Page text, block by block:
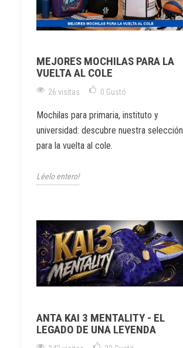
MEJORES MOCHILAS PARA LA
VUELTA AL COLE
26 visitas 0 Gustó
Mochilas para primaria, instituto y
universidad: descubre nuestra selección
para la vuelta al cole.
Léelo entero!
ANTA KAI 3 MENTALITY - EL
LEGADO DE UNA LEYENDA